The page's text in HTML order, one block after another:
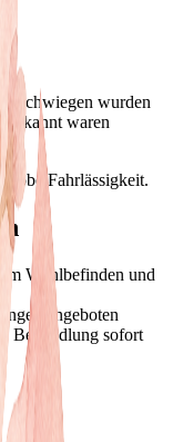
wurden
bekannt waren
Fahrlässigkeit.
Wohlbefinden und
angeboten
Behandlung sofort